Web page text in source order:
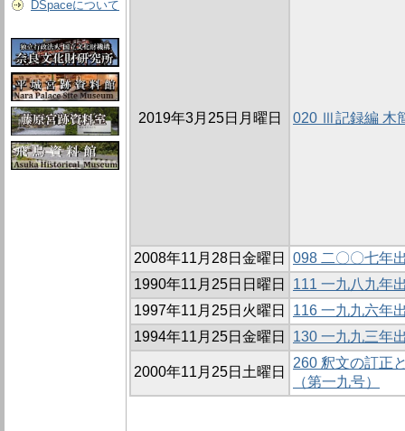
DSpaceについて
2019年3月25日月曜日 020 Ⅲ記録編 木
2008年11月28日金曜日
098 二〇〇七年
1990年11月25日日曜日
111 一九八九年
1997年11月25日火曜日
116 一九九六年
1994年11月25日金曜日
130 一九九三年
2000年11月25日土曜日
260 釈文の訂正
（第一九号）